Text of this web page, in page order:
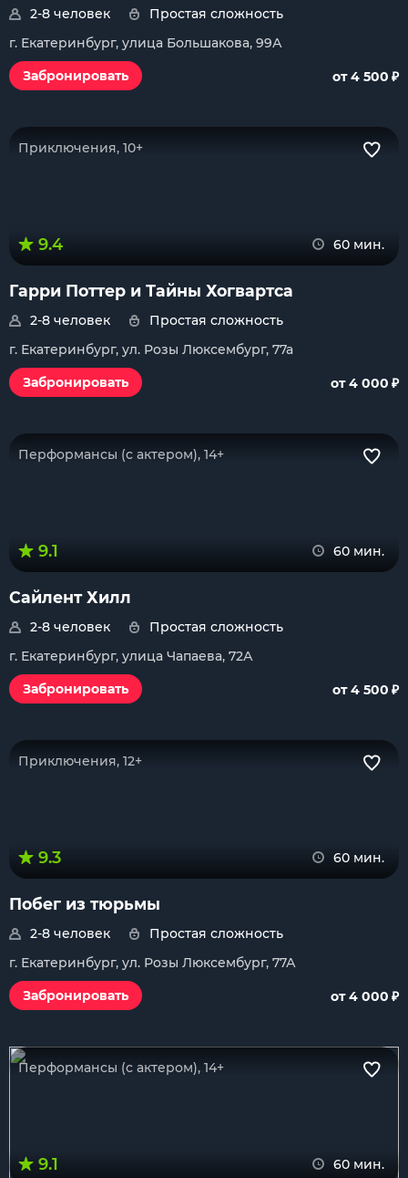
2-8 человек
Простая сложность
г. Екатеринбург, улица Большакова, 99А
Забронировать
от 4 500 ₽
Приключения, 10+
9.4 60 мин.
Гарри Поттер и Тайны Хогвартса
2-8 человек
Простая сложность
г. Екатеринбург, ул. Розы Люксембург, 77а
Забронировать
от 4 000 ₽
Перформансы (с актером), 14+
9.1 60 мин.
Сайлент Хилл
2-8 человек
Простая сложность
г. Екатеринбург, улица Чапаева, 72А
Забронировать
от 4 500 ₽
Приключения, 12+
9.3 60 мин.
Побег из тюрьмы
2-8 человек
Простая сложность
г. Екатеринбург, ул. Розы Люксембург, 77А
Забронировать
от 4 000 ₽
Перформансы (с актером), 14+
9.1 60 мин.